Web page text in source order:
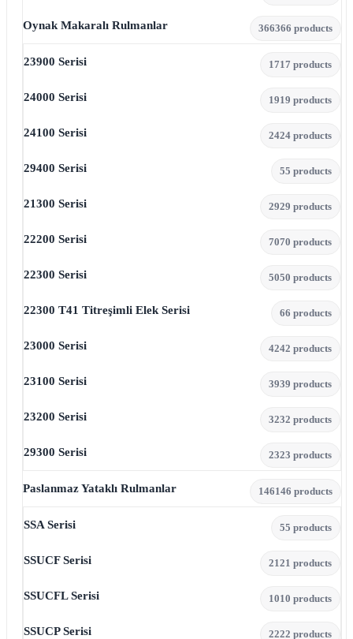
Oynak Makaralı Rulmanlar 366366 products
23900 Serisi 1717 products
24000 Serisi 1919 products
24100 Serisi 2424 products
29400 Serisi 55 products
21300 Serisi 2929 products
22200 Serisi 7070 products
22300 Serisi 5050 products
22300 T41 Titreşimli Elek Serisi 66 products
23000 Serisi 4242 products
23100 Serisi 3939 products
23200 Serisi 3232 products
29300 Serisi 2323 products
Paslanmaz Yataklı Rulmanlar 146146 products
SSA Serisi 55 products
SSUCF Serisi 2121 products
SSUCFL Serisi 1010 products
SSUCP Serisi 2222 products